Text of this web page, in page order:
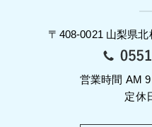
〒408-0021 山梨県
営業時間 AM
定休